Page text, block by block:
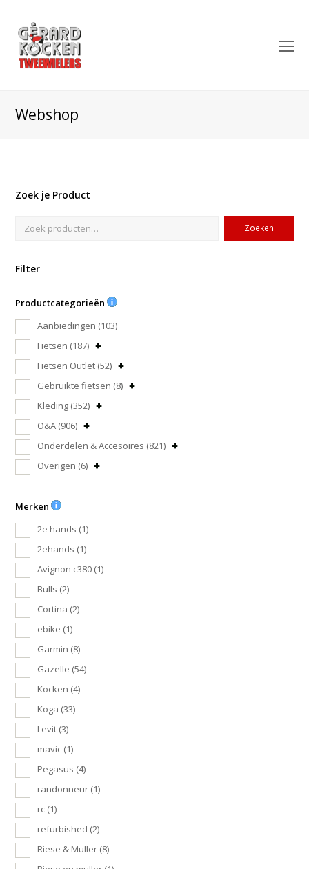
Webshop
Zoek je Product
Zoeken
Filter
Productcategorieën
Aanbiedingen (103)
Fietsen (187)
Fietsen Outlet (52)
Gebruikte fietsen (8)
Kleding (352)
O&A (906)
Onderdelen & Accesoires (821)
Overigen (6)
Merken
2e hands (1)
2ehands (1)
Avignon c380 (1)
Bulls (2)
Cortina (2)
ebike (1)
Garmin (8)
Gazelle (54)
Kocken (4)
Koga (33)
Levit (3)
mavic (1)
Pegasus (4)
randonneur (1)
rc (1)
refurbished (2)
Riese & Muller (8)